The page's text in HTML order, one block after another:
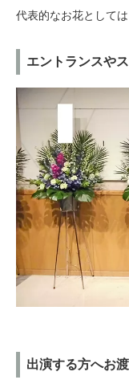
代表的なお花としては
エントランスや
出演する方へお